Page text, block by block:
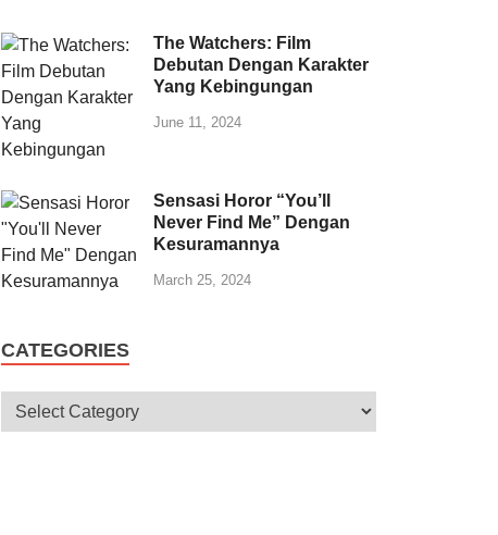
The Watchers: Film
Debutan Dengan Karakter
Yang Kebingungan
June 11, 2024
Sensasi Horor “You’ll
Never Find Me” Dengan
Kesuramannya
March 25, 2024
CATEGORIES